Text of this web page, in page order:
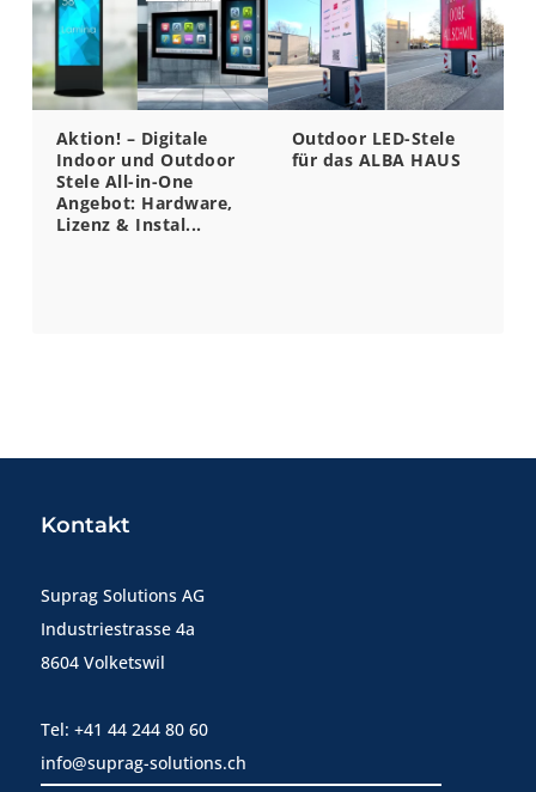
Aktion! – Digitale
Indoor und Outdoor
Stele All-in-One
Angebot: Hardware,
Lizenz & Instal...
Outdoor LED-Stele
für das ALBA HAUS
Kontakt
Suprag Solutions AG
Industriestrasse 4a
8604 Volketswil
Tel: +41 44 244 80 60
info@suprag-solutions.ch